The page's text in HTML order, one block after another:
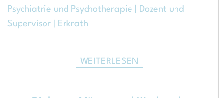
Psychiatrie und Psychotherapie | Dozent und
Supervisor | Erkrath
WEITERLESEN